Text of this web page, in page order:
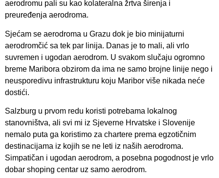
aerodromu pali su kao kolateralna žrtva širenja i
preuređenja aerodroma.
Sjećam se aerodroma u Grazu dok je bio minijaturni
aerodromčić sa tek par linija. Danas je to mali, ali vrlo
suvremen i ugodan aerodrom. U svakom slučaju ogromno
breme Maribora obzirom da ima ne samo brojne linije nego i
neusporedivu infrastrukturu koju Maribor više nikada neće
dostići.
Salzburg u prvom redu koristi potrebama lokalnog
stanovništva, ali svi mi iz Sjeverne Hrvatske i Slovenije
nemalo puta ga koristimo za chartere prema egzotičnim
destinacijama iz kojih se ne leti iz naših aerodroma.
Simpatičan i ugodan aerodrom, a posebna pogodnost je vrlo
dobar shoping centar uz samo aerodrom.